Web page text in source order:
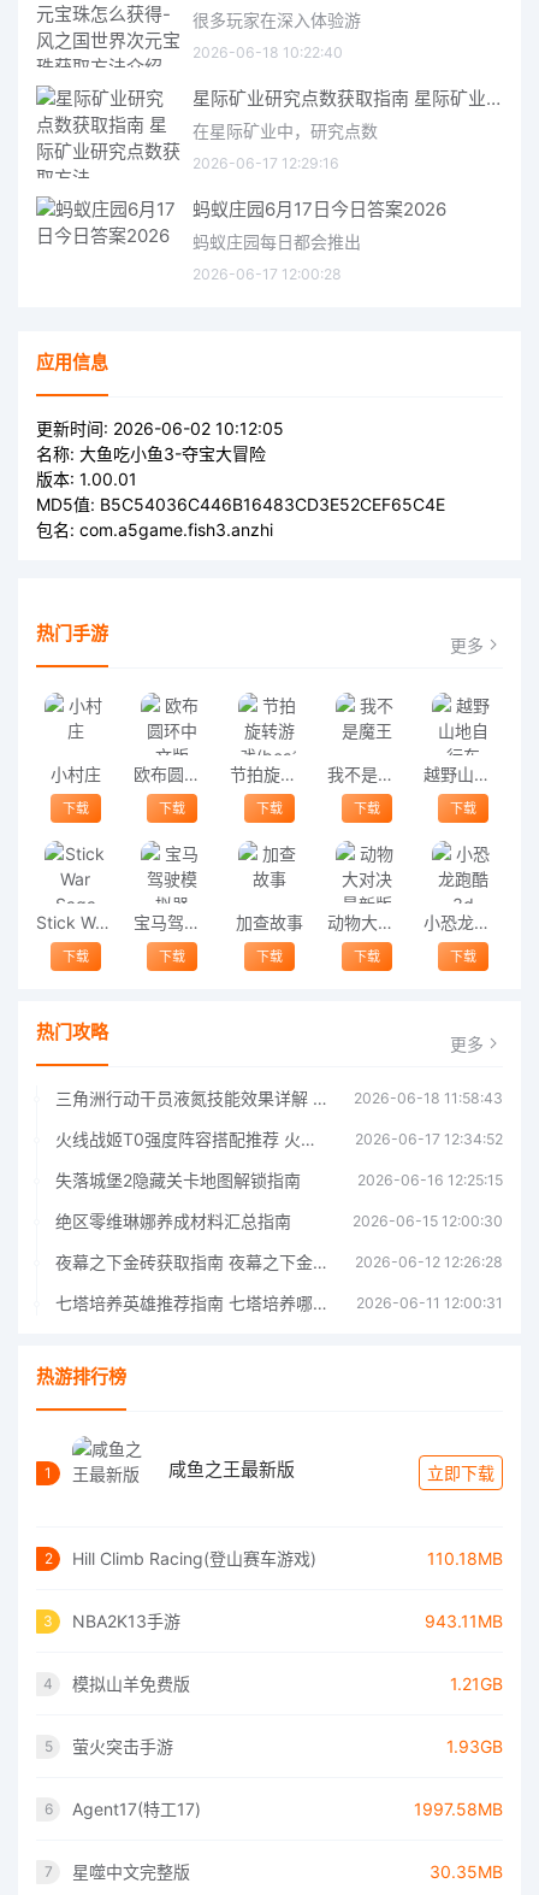
很多玩家在深入体验游
2026-06-18 10:22:40
星际矿业研究点数获取指南 星际矿业研究点数获取方法
在星际矿业中，研究点数
2026-06-17 12:29:16
蚂蚁庄园6月17日今日答案2026
蚂蚁庄园每日都会推出
2026-06-17 12:00:28
应用信息
更新时间: 2026-06-02 10:12:05
名称: 大鱼吃小鱼3-夺宝大冒险
版本: 1.00.01
MD5值: B5C54036C446B16483CD3E52CEF65C4E
包名: com.a5game.fish3.anzhi
热门手游 更多
小村庄
下载
欧布圆环中文版
下载
节拍旋转游戏(beat spin)
下载
我不是魔王
下载
越野山地自行车
下载
Stick War Saga
下载
宝马驾驶模拟器
下载
加查故事
下载
动物大对决最新版
下载
小恐龙跑酷3d
下载
热门攻略 更多
三角洲行动干员液氮技能效果详解 三角洲行动干员液氮技能介绍 2026-06-18 11:58:43
火线战姬T0强度阵容搭配推荐 火线战姬T0强度阵容哪个好 2026-06-17 12:34:52
失落城堡2隐藏关卡地图解锁指南 2026-06-16 12:25:15
绝区零维琳娜养成材料汇总指南 2026-06-15 12:00:30
夜幕之下金砖获取指南 夜幕之下金砖获取方法 2026-06-12 12:26:28
七塔培养英雄推荐指南 七塔培养哪个英雄好 2026-06-11 12:00:31
热游排行榜
1 咸鱼之王最新版 立即下载
2 Hill Climb Racing(登山赛车游戏) 110.18MB
3 NBA2K13手游 943.11MB
4 模拟山羊免费版 1.21GB
5 萤火突击手游 1.93GB
6 Agent17(特工17) 1997.58MB
7 星噬中文完整版 30.35MB